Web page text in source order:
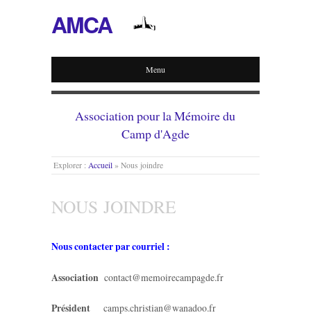
AMCA
Menu
Association pour la Mémoire du
Camp d'Agde
Explorer : Accueil » Nous joindre
NOUS JOINDRE
Nous contacter par courriel :
Association contact@memoirecampagde.fr
Président camps.christian@wanadoo.fr